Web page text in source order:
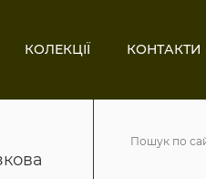
КОЛЕКЦІЇ КОНТАКТИ